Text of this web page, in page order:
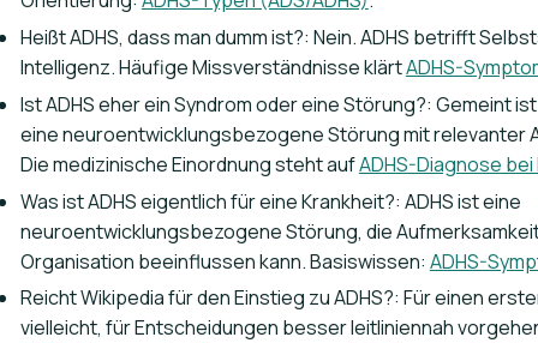
Heißt ADHS, dass man dumm ist?: Nein. ADHS betrifft
Intelligenz. Häufige Missverständnisse klärtADHS-
Ist ADHS eher ein Syndrom oder eine Störung?: Gemeint
eine neuroentwicklungsbezogene Störung mit relevanter
Die medizinische Einordnung steht aufADHS-Diagnose
Was ist ADHS eigentlich für eine Krankheit?: ADHS ist eine
neuroentwicklungsbezogene Störung, die
Organisation beeinflussen kann. Basiswissen: ADHS-
Reicht Wikipedia für den Einstieg zu ADHS?: Für einen
vielleicht, für Entscheidungen besser leitliniennah